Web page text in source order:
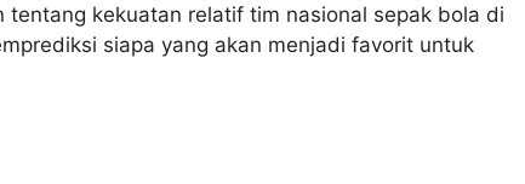
tentang kekuatan relatif tim nasional sepak bola di
siapa yang akan menjadi favorit untuk